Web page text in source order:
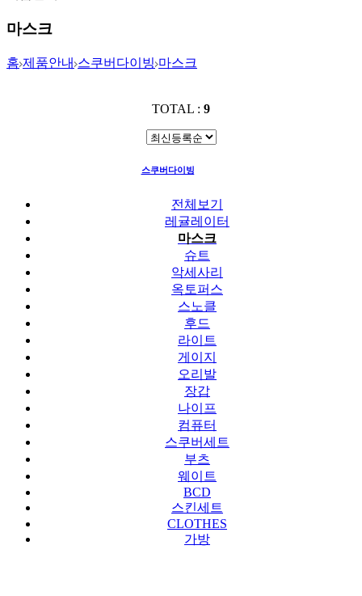
마스크
홈 제품안내 스쿠버다이빙 마스크
TOTAL : 9
스쿠버다이빙
전체보기
레귤레이터
마스크
슈트
악세사리
옥토퍼스
스노클
후드
라이트
게이지
오리발
장갑
나이프
컴퓨터
스쿠버세트
부츠
웨이트
BCD
스킨세트
CLOTHES
가방